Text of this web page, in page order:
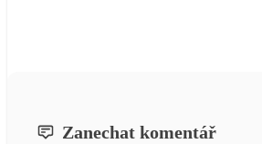
Zanechat komentář